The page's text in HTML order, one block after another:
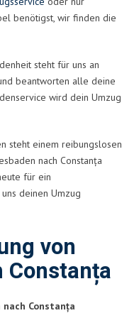
benötigst, wir finden die
steht für uns an
beantworten alle deine
wird dein Umzug
steht einem reibungslosen
nach Constanța
für ein
deinen Umzug
von
Constanța
nach Constanța